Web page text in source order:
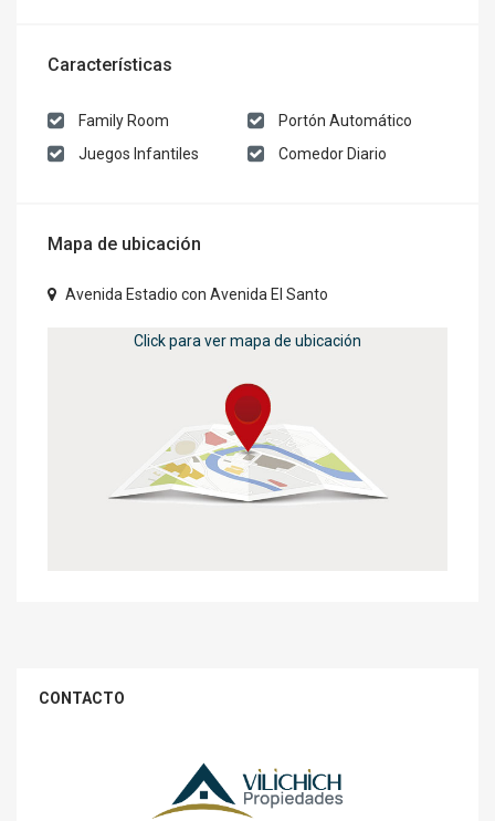
Características
Family Room
Portón Automático
Juegos Infantiles
Comedor Diario
Mapa de ubicación
Avenida Estadio con Avenida El Santo
Click para ver mapa de ubicación
CONTACTO